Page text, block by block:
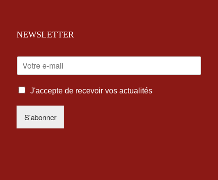
NEWSLETTER
A
I
F
R
J'accepte de recevoir vos actualités
S'abonner